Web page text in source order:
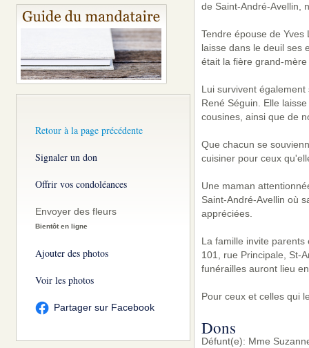
Retour à la page précédente
Signaler un don
Offrir vos condoléances
Envoyer des fleurs
Bientôt en ligne
Ajouter des photos
Voir les photos
Partager sur Facebook
de Saint-André-Avellin,
Tendre épouse de
laisse dans le deuil ses
était la fière grand-
Lui survivent
René Séguin. Elle
cousines, ainsi que de
Que chacun se
cuisiner pour ceux
Une maman
Saint-André-Avellin où
appréciées.
La famille invite
101, rue Principale, St-
funérailles auront lieu
Pour ceux et celles qui
Dons
Défunt(e): Mme